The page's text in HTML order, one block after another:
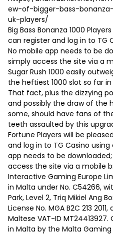
ew-of-bigger-bass-
uk-players/
Big Bass Bonanza 1000
can register and log in to TG
No mobile app needs to be
simply access the site via a
Sugar Rush 1000 easily
the heftiest 1000 slot so far
That fact, plus the dizzying
and possibly the draw of the
some, should have fans of
teeth assaulted by this
Fortune Players will be
and log in to TG Casino
app needs to be
access the site via a mobile
Interactive Gaming Europe
in Malta under No. C54266,
Park, Level 2, Triq Mikiel Ang
License No. MGA B2C 213
Maltese VAT-ID
in Malta by the Malta